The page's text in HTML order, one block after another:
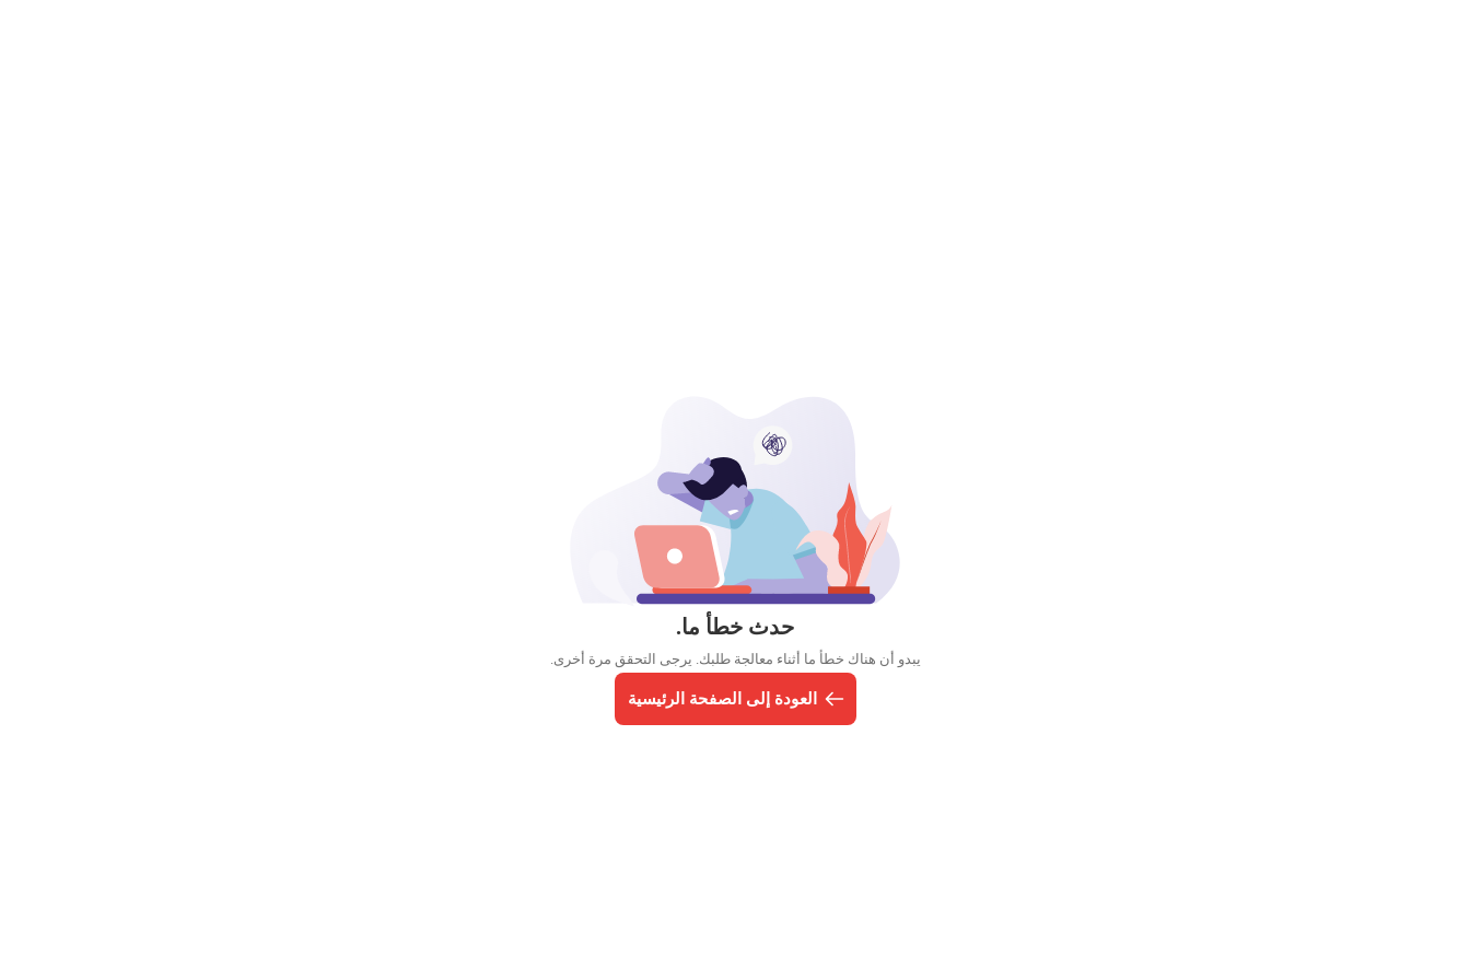
حدث خطأ ما.
يبدو أن هناك خطأ ما أثناء معالجة طلبك. يرجى التحقق مرة أخرى.
العودة إلى الصفحة الرئيسية